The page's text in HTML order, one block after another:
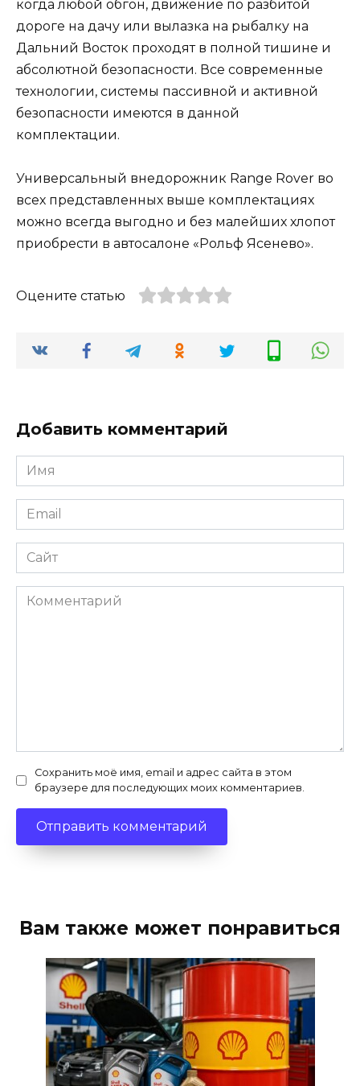
когда любой обгон, движение по разбитой
дороге на дачу или вылазка на рыбалку на
Дальний Восток проходят в полной тишине и
абсолютной безопасности. Все современные
технологии, системы пассивной и активной
безопасности имеются в данной
комплектации.
Универсальный внедорожник Range Rover во
всех представленных выше комплектациях
можно всегда выгодно и без малейших хлопот
приобрести в автосалоне «Рольф Ясенево».
Оцените статью
Добавить комментарий
Имя
*
Email
*
Сайт
Комментарий
Сохранить моё имя, email и адрес сайта в этом
браузере для последующих моих комментариев.
Вам также может понравиться